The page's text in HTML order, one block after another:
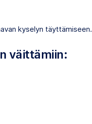
kyselyn täyttämiseen.
väittämiin: